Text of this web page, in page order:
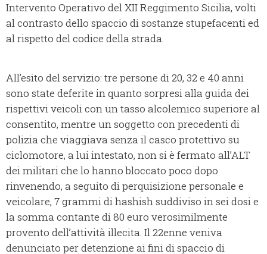
Intervento Operativo del XII Reggimento Sicilia, volti
al contrasto dello spaccio di sostanze stupefacenti ed
al rispetto del codice della strada.
All’esito del servizio: tre persone di 20, 32 e 40 anni
sono state deferite in quanto sorpresi alla guida dei
rispettivi veicoli con un tasso alcolemico superiore al
consentito, mentre un soggetto con precedenti di
polizia che viaggiava senza il casco protettivo su
ciclomotore, a lui intestato, non si è fermato all’ALT
dei militari che lo hanno bloccato poco dopo
rinvenendo, a seguito di perquisizione personale e
veicolare, 7 grammi di hashish suddiviso in sei dosi e
la somma contante di 80 euro verosimilmente
provento dell’attività illecita. Il 22enne veniva
denunciato per detenzione ai fini di spaccio di